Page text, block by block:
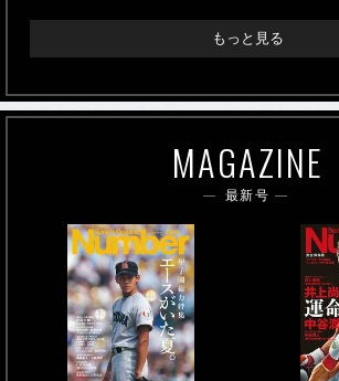
もっと見る
MAGAZINE
最新号